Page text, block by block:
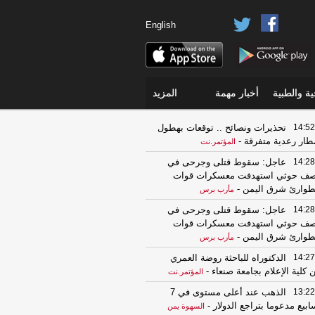
English
والطبية أخبار مهمة المزيد
14:52
تحذيرات ونصائح .. توقعات بهطول
رعدية متفرقة - المؤتمر.نت
14:28
عاجل: سقوط قتلى وجرحى في
حوثي استهدفت معسكرات قوات
شرق اليمن - مأرب برس
14:28
عاجل: سقوط قتلى وجرحى في
حوثي استهدفت معسكرات قوات
شرق اليمن - مأرب برس
14:27
الدكتوراه للباحثة روضة العمري
كلية الإعلام بجامعة صنعاء - المؤتمر.نت
13:22
الذهب عند أعلى مستوى في 7
مدعوما بتراجع الدولار - السهوة يمن